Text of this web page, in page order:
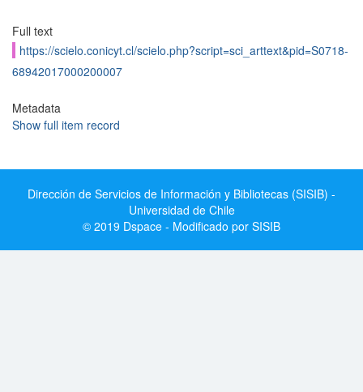
Full text
https://scielo.conicyt.cl/scielo.php?script=sci_arttext&pid=S0718-
68942017000200007
Metadata
Show full item record
Dirección de Servicios de Información y Bibliotecas (SISIB) -
Universidad de Chile
© 2019 Dspace - Modificado por SISIB